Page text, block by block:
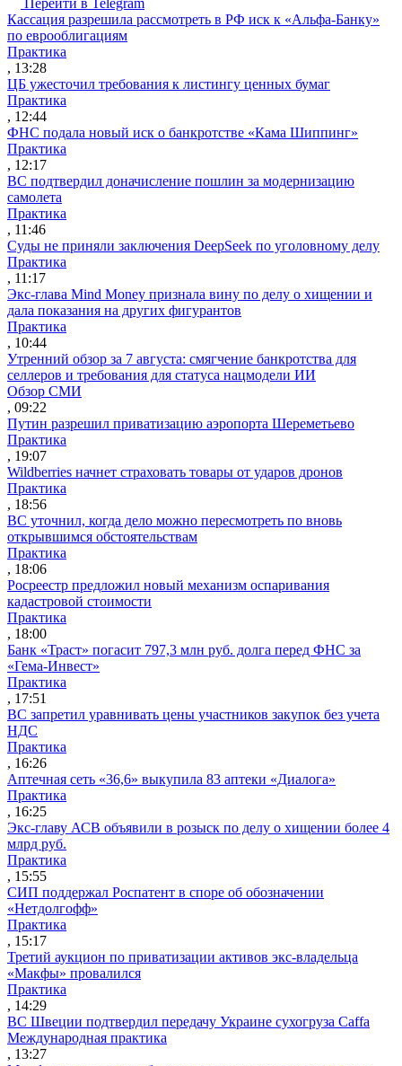
Кассация разрешила рассмотреть в РФ иск к «Альфа-Банку»
по еврооблигациям
Практика
, 13:28
ЦБ ужесточил требования к листингу ценных бумаг
Практика
, 12:44
ФНС подала новый иск о банкротстве «Кама Шиппинг»
Практика
, 12:17
ВС подтвердил доначисление пошлин за модернизацию
самолета
Практика
, 11:46
Суды не приняли заключения DeepSeek по уголовному делу
Практика
, 11:17
Экс-глава Mind Money признала вину по делу о хищении и
дала показания на других фигурантов
Практика
, 10:44
Утренний обзор за 7 августа: смягчение банкротства для
селлеров и требования для статуса нацмодели ИИ
Обзор СМИ
, 09:22
Путин разрешил приватизацию аэропорта Шереметьево
Практика
, 19:07
Wildberries начнет страховать товары от ударов дронов
Практика
, 18:56
ВС уточнил, когда дело можно пересмотреть по вновь
открывшимся обстоятельствам
Практика
, 18:06
Росреестр предложил новый механизм оспаривания
кадастровой стоимости
Практика
, 18:00
Банк «Траст» погасит 797,3 млн руб. долга перед ФНС за
«Гема-Инвест»
Практика
, 17:51
ВС запретил уравнивать цены участников закупок без учета
НДС
Практика
, 16:26
Аптечная сеть «36,6» выкупила 83 аптеки «Диалога»
Практика
, 16:25
Экс-главу АСВ объявили в розыск по делу о хищении более 4
млрд руб.
Практика
, 15:55
СИП поддержал Роспатент в споре об обозначении
«Нетдолгофф»
Практика
, 15:17
Третий аукцион по приватизации активов экс-владельца
«Макфы» провалился
Практика
, 14:29
ВС Швеции подтвердил передачу Украине сухогруза Caffa
Международная практика
, 13:27